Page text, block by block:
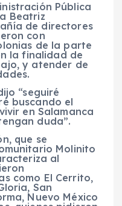
Pública
Beatriz
de directores
con
de la parte
la finalidad de
y atender de
“seguiré
buscando el
en Salamanca
duda”.
que se
Molinito
al
como El Cerrito,
San
Nuevo México